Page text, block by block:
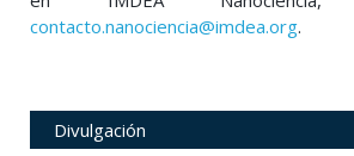
contacto.nanociencia@imdea.org.
Divulgación